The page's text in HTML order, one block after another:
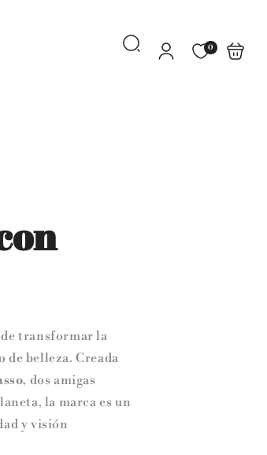
Búsqueda
Iniciar
sesión
Favoritos
0Carrito
transformar la
de belleza. Creada
, dos amigas
la marca es un
y visión